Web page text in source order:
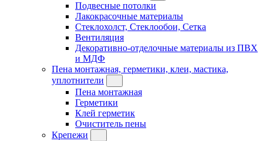
Подвесные потолки
Лакокрасочные материалы
Стеклохолст, Стеклообои, Сетка
Вентиляция
Декоративно-отделочные материалы из ПВХ
и МДФ
Пена монтажная, герметики, клеи, мастика,
уплотнители
Пена монтажная
Герметики
Клей герметик
Очиститель пены
Крепежи